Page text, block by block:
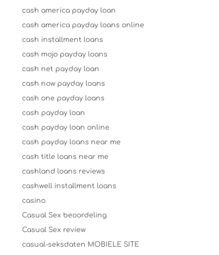
cash america payday loan
cash america payday loans online
cash installment loans
cash mojo payday loans
cash net payday loan
cash now payday loans
cash one payday loans
cash payday loan
cash payday loan online
cash payday loans near me
cash title loans near me
cashland loans reviews
cashwell installment loans
casino
Casual Sex beoordeling
Casual Sex review
casual-seksdaten MOBIELE SITE